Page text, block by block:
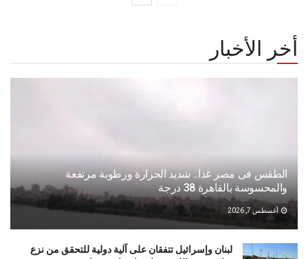
أخر الأخبار
الطقس فى مصر غدا.. شديد الحرارة ورطوبة مرتفعة
والمحسوسة بالقاهرة 38 درجة
أغسطس 7, 2026
لبنان وإسرائيل تتفقان على آلية دولية للتحقق من نزع